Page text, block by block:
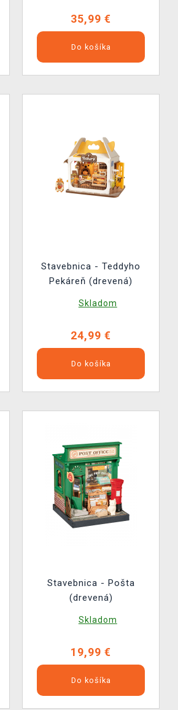
35,99 €
Do košíka
Stavebnica - Teddyho
Pekáreň (drevená)
Skladom
24,99 €
Do košíka
Stavebnica - Pošta
(drevená)
Skladom
19,99 €
Do košíka